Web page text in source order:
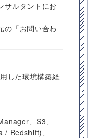
サルタントにお
の「お問い合わ
した環境構築経
、S3、
/ Redshift)、